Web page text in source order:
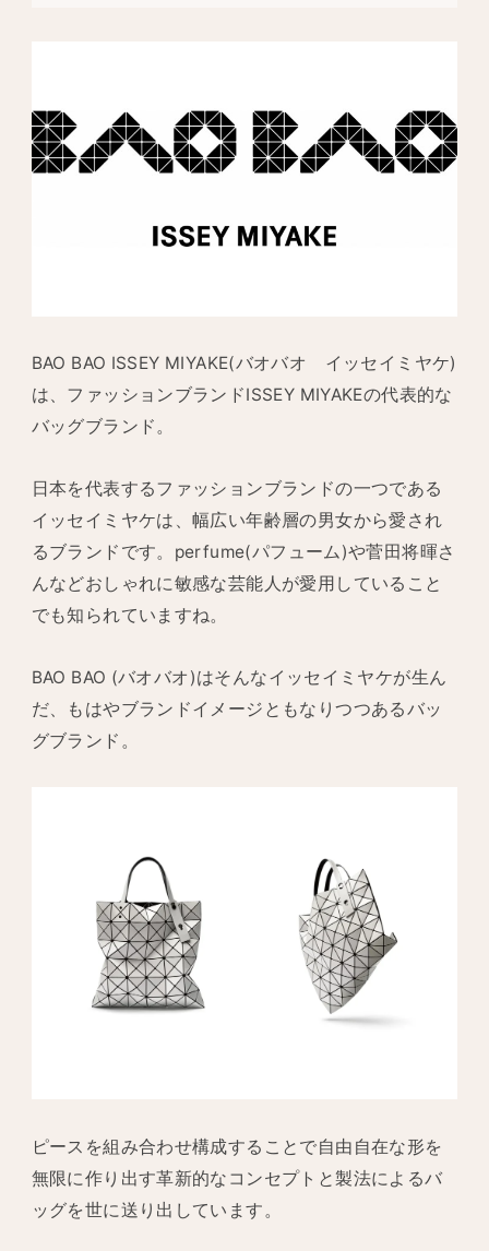
BAO BAO ISSEY MIYAKE(バオバオ イッセイミヤケ)
は、ファッションブランドISSEY MIYAKEの代表的な
バッグブランド。
日本を代表するファッションブランドの一つである
イッセイミヤケは、幅広い年齢層の男女から愛され
るブランドです。perfume(パフューム)や菅田将暉さ
んなどおしゃれに敏感な芸能人が愛用していること
でも知られていますね。
BAO BAO (バオバオ)はそんなイッセイミヤケが生ん
だ、もはやブランドイメージともなりつつあるバッ
グブランド。
ピースを組み合わせ構成することで自由自在な形を
無限に作り出す革新的なコンセプトと製法によるバ
ッグを世に送り出しています。